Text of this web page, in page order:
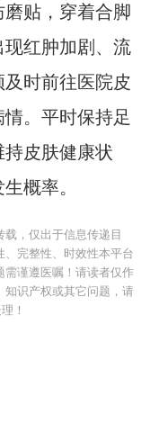
贴，穿着合脚
红肿加剧、流
时前往医院皮
。平时保持足
皮肤健康状
概率。
，仅出于信息传递目
、完整性、时效性本平台
需谨遵医嘱！请读者仅作
知识产权或其它问题，请
！